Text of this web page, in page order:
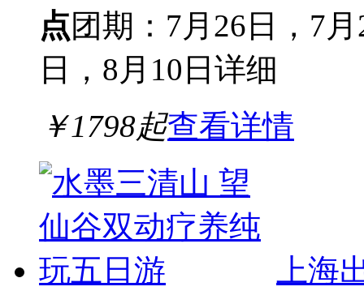
点团期：7月26日，7
日，8月10日 详细
￥1798起查看详情
上海